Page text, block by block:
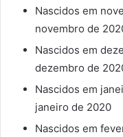
Nascidos em
novembro de
Nascidos em
dezembro de
Nascidos em
janeiro de 2020
Nascidos em